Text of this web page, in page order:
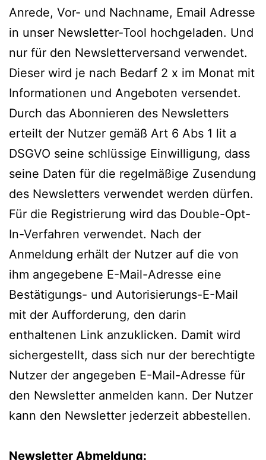
Anrede, Vor- und Nachname, Email Adresse
in unser Newsletter-Tool hochgeladen. Und
nur für den Newsletterversand verwendet.
Dieser wird je nach Bedarf 2 x im Monat mit
Informationen und Angeboten versendet.
Durch das Abonnieren des Newsletters
erteilt der Nutzer gemäß Art 6 Abs 1 lit a
DSGVO seine schlüssige Einwilligung, dass
seine Daten für die regelmäßige Zusendung
des Newsletters verwendet werden dürfen.
Für die Registrierung wird das Double-Opt-
In-Verfahren verwendet. Nach der
Anmeldung erhält der Nutzer auf die von
ihm angegebene E-Mail-Adresse eine
Bestätigungs- und Autorisierungs-E-Mail
mit der Aufforderung, den darin
enthaltenen Link anzuklicken. Damit wird
sichergestellt, dass sich nur der berechtigte
Nutzer der angegeben E-Mail-Adresse für
den Newsletter anmelden kann. Der Nutzer
kann den Newsletter jederzeit abbestellen.
Newsletter Abmeldung: